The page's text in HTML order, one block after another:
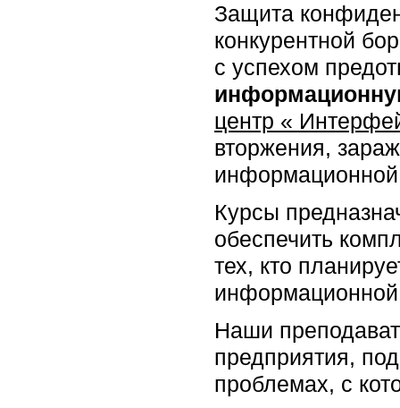
Защита
конкурентной
с успехом
центр «
вторжения,
информационной
Курсы
обеспечить
тех, кто
информационной
Наши
предприятия,
проблемах, с